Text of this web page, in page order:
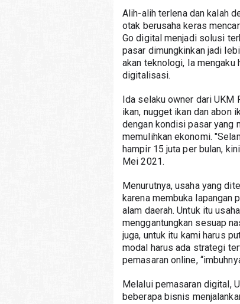
Alih-alih terlena dan kalah
otak berusaha keras
Go digital menjadi solusi
pasar dimungkinkan jadi
akan teknologi, Ia mengaku
digitalisasi.
Ida selaku owner dari UKM
ikan, nugget ikan dan abon
dengan kondisi pasar yang
memulihkan ekonomi.
hampir 15 juta per bulan,
Mei 2021.
Menurutnya, usaha yang
karena membuka lapangan
alam daerah. Untuk itu
menggantungkan sesuap
juga, untuk itu kami harus
modal harus ada strategi
pemasaran online,
Melalui pemasaran digital,
beberapa bisnis